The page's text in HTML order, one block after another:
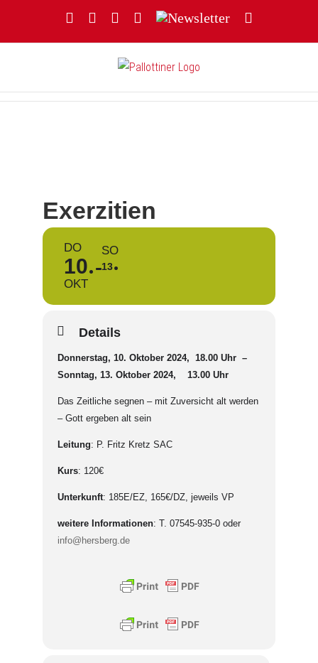
FacebookYouTubeInstagram
Threads
Newsletter
Exerzitien
DO
10
OKT
SO
13
Details
Donnerstag, 10. Oktober 2024, 18.00 Uhr –
Sonntag, 13. Oktober 2024, 13.00 Uhr
Das Zeitliche segnen – mit Zuversicht alt werden
– Gott ergeben alt sein
Leitung: P. Fritz Kretz SAC
Kurs: 120€
Unterkunft: 185E/EZ, 165€/DZ, jeweils VP
weitere Informationen: T. 07545-935-0 oder
info@hersberg.de